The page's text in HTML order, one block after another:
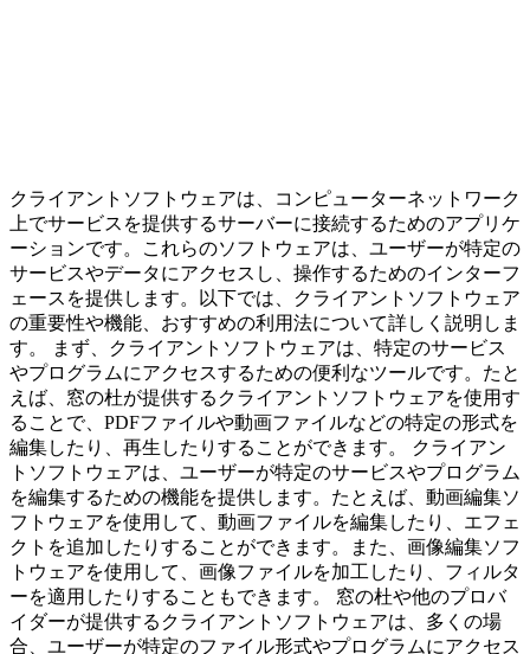
クライアントソフトウェアは、コンピューターネットワーク
上でサービスを提供するサーバーに接続するためのアプリケ
ーションです。これらのソフトウェアは、ユーザーが特定の
サービスやデータにアクセスし、操作するためのインターフ
ェースを提供します。以下では、クライアントソフトウェア
の重要性や機能、おすすめの利用法について詳しく説明しま
す。 まず、クライアントソフトウェアは、特定のサービス
やプログラムにアクセスするための便利なツールです。たと
えば、窓の杜が提供するクライアントソフトウェアを使用す
ることで、PDFファイルや動画ファイルなどの特定の形式を
編集したり、再生したりすることができます。 クライアン
トソフトウェアは、ユーザーが特定のサービスやプログラム
を編集するための機能を提供します。たとえば、動画編集ソ
フトウェアを使用して、動画ファイルを編集したり、エフェ
クトを追加したりすることができます。また、画像編集ソフ
トウェアを使用して、画像ファイルを加工したり、フィルタ
ーを適用したりすることもできます。 窓の杜や他のプロバ
イダーが提供するクライアントソフトウェアは、多くの場
合、ユーザーが特定のファイル形式やプログラムにアクセス